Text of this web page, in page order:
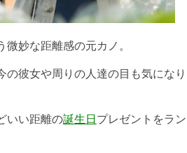
妙な距離感の元カノ。
彼女や周りの人達の目も気になり
いい距離の誕生日 プレゼントをラ